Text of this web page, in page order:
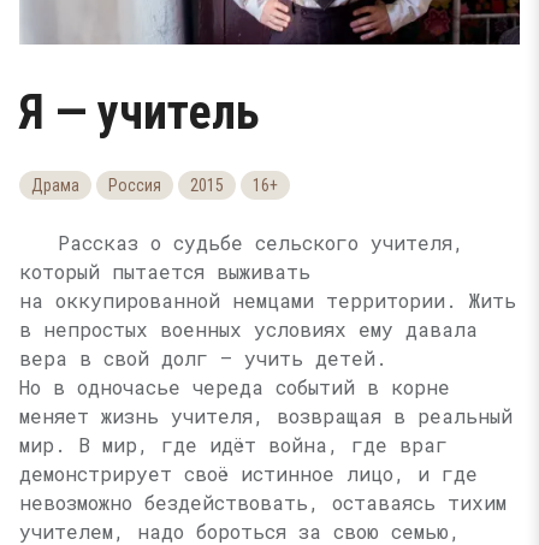
Я — учитель
Драма Россия 2015 16+
Рассказ о судьбе сельского учителя,
который пытается выживать
на оккупированной немцами территории. Жить
в непростых военных условиях ему давала
вера в свой долг — учить детей.
Но в одночасье череда событий в корне
меняет жизнь учителя, возвращая в реальный
мир. В мир, где идёт война, где враг
демонстрирует своё истинное лицо, и где
невозможно бездействовать, оставаясь тихим
учителем, надо бороться за свою семью,